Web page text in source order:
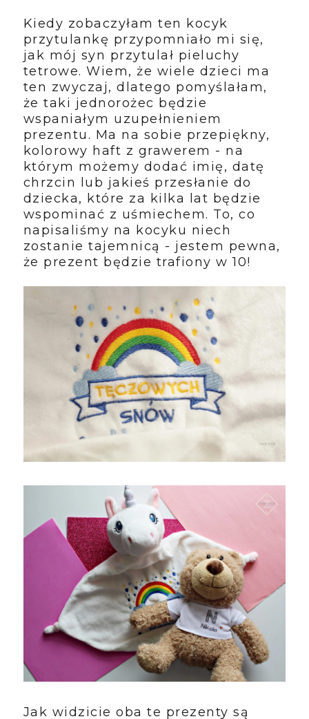
Kiedy zobaczyłam ten kocyk
przytulankę przypomniało mi się,
jak mój syn przytulał pieluchy
tetrowe. Wiem, że wiele dzieci ma
ten zwyczaj, dlatego pomyślałam,
że taki jednorożec będzie
wspaniałym uzupełnieniem
prezentu. Ma na sobie przepiękny,
kolorowy haft z grawerem - na
którym możemy dodać imię, datę
chrzcin lub jakieś przesłanie do
dziecka, które za kilka lat będzie
wspominać z uśmiechem. To, co
napisaliśmy na kocyku niech
zostanie tajemnicą - jestem pewna,
że prezent będzie trafiony w 10!
Jak widzicie oba te prezenty są